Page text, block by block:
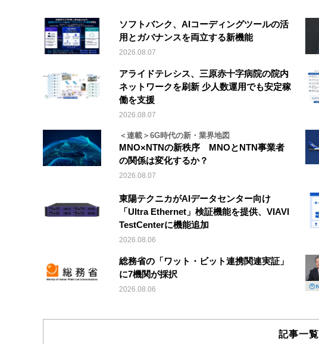
ソフトバンク、AIコーディングツールの活
用とガバナンスを両立する新機能
2026.08.07
アライドテレシス、三原赤十字病院の院内
ネットワークを刷新 少人数運用でも安定稼
働を支援
2026.08.07
＜連載＞6G時代の新・業界地図
MNO×NTNの新秩序 MNOとNTN事業者
の関係は変化するか？
2026.08.07
東陽テクニカがAIデータセンター向け
「Ultra Ethernet」検証機能を提供、VIAVI
TestCenterに機能追加
2026.08.06
総務省の「ワット・ビット連携関連実証」
に7機関が採択
2026.08.06
記事一覧